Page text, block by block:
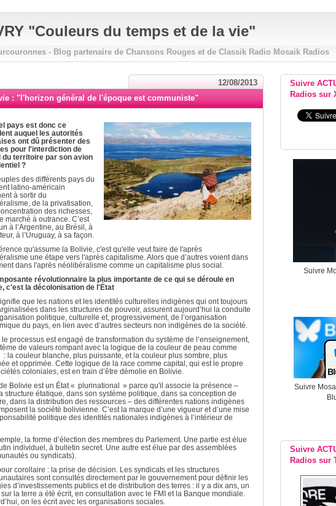
"Couleurs du temps et de la vie"
- Blog partenaire de Chansons Rouges et de Classik Radio Mosaik Radios
Suivre
Radios sur
Suivre
Suivre
Suivre
Radios sur
12/08/2013
: "l'horizon général de l'époque est communiste"
pays est donc ce
auquel les autorités
ont dû présenter des
pour l'interdiction de
du territoire par son avion
?
des différents pays du
latino-américain
à sortir du
de la privatisation,
des richesses,
marché à outrance. C’est
à l’Argentine, au Brésil, à
à l’Uruguay, à sa façon.
qu'assume la Bolivie, c'est qu'elle veut faire de l'après
une étape vers l'après capitalisme. Alors que d’autres voient dans
dans l'après néolibéralisme comme un capitalisme plus social.
révolutionnaire la plus importante de ce qui se déroule en
c'est la décolonisation de l'État
que les nations et les identités culturelles indigènes qui ont toujours
dans les structures de pouvoir, assurent aujourd’hui la conduite
politique, culturelle et, progressivement, de l’organisation
du pays, en lien avec d’autres secteurs non indigènes de la société.
le processus est engagé de transformation du système de l’enseignement,
de valeurs rompant avec la logique de la couleur de peau comme
: la couleur blanche, plus puissante, et la couleur plus sombre, plus
et opprimée. Cette logique de la race comme capital, qui est le propre
coloniales, est en train d’être démolie en Bolivie.
Bolivie est un État « plurinational » parce qu'il associe la présence –
structure étatique, dans son système politique, dans sa conception de
dans la distribution des ressources – des différentes nations indigènes
la société bolivienne. C’est la marque d’une vigueur et d’une mise
politique des identités nationales indigènes à l’intérieur de
la forme d’élection des membres du Parlement. Une partie est élue
individuel, à bulletin secret. Une autre est élue par des assemblées
ou syndicats).
corollaire : la prise de décision. Les syndicats et les structures
sont consultés directement par le gouvernement pour définir les
d’investissements publics et de distribution des terres : il y a dix ans, un
la terre a été écrit, en consultation avec le FMI et la Banque mondiale.
on les écrit avec les organisations sociales.